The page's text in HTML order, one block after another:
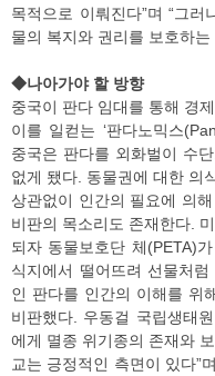
목적으로 이뤄진다”며 “그
물의 복지와 권리를 보호하는
◆나아가야 할 방향
중국이 판다 임대를 통해 경
이를 일컫는 ‘판다노믹스
중국은 판다를 외화벌이 수
없게 됐다. 동물권에 대한 의
상관없이 인간의 필요에 의
비판의 목소리도 존재한다.
되자 동물보호단 체(PETA)
식지에서 떨어뜨려 선물처
인 판다를 인간의 이해를 위
비판했다. 우동걸 국립생태
에게 멸종 위기종의 존재와
교는 긍정적인 측면이 있다”